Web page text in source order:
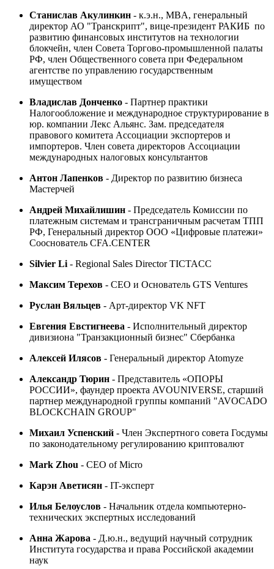
Станислав Акулинкин - к.э.н., MBA, генеральный
директор АО "Транскрипт", вице-президент РАКИБ по
развитию финансовых институтов на технологии
блокчейн, член Совета Торгово-промышленной палаты
РФ, член Общественного совета при Федеральном
агентстве по управлению государственным
имуществом
Владислав Донченко - Партнер практики
Налогообложение и международное структурирование в
юр. компании Лекс Альянс. Зам. председателя
правового комитета Ассоциации экспортеров и
импортеров. Член совета директоров Ассоциации
международных налоговых консультантов
Антон Лапенков - Директор по развитию бизнеса
Мастерчей
Андрей Михайлишин - Председатель Комиссии по
платежным системам и трансграничным расчетам ТПП
РФ, Генеральный директор ООО «Цифровые платежи»
Сооснователь CFA.CENTER
Silvier Li - Regional Sales Director TICTACС
Максим Терехов - СЕО и Основатель GTS Ventures
Руслан Вяльцев - Арт-директор VK NFT
Евгения Евстигнеева - Исполнительный директор
дивизиона "Транзакционный бизнес" Сбербанка
Алексей Илясов - Генеральный директор Atomyze
Александр Тюрин - Представитель «ОПОРЫ
РОССИИ», фаундер проекта AVOUNIVERSE, старший
партнер международной группы компаний "AVOCADO
BLOCKCHAIN GROUP"
Михаил Успенский - Член Экспертного совета Госдумы
по законодательному регулированию криптовалют
Mark Zhou - CEO of Micro
Карэн Аветисян - IT-эксперт
Илья Белоуслов - Начальник отдела компьютерно-
технических экспертных исследований
Анна Жарова - Д.ю.н., ведущий научный сотрудник
Института государства и права Российской академии
наук